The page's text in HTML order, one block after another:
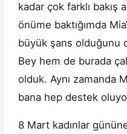
kadar çok farklı bakış
önüme baktığımda
büyük şans olduğunu
Bey hem de burada
olduk. Aynı zamanda
bana hep destek
8 Mart kadınlar